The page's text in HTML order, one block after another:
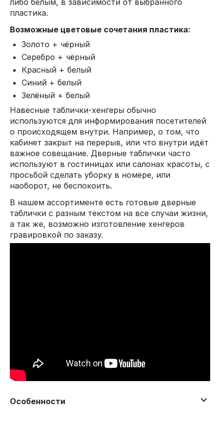
либо белым, в зависимости от выбранного
пластика.
Возможные цветовые сочетания пластика:
Золото + чёрный
Серебро + чёрный
Красный + белый
Синий + белый
Зелёный + белый
Навесные таблички-хенгеры обычно
используются для информирования посетителей
о происходящем внутри. Например, о том, что
кабинет закрыт на перерыв, или что внутри идёт
важное совещание. Дверные таблички часто
используют в гостиницах или салонах красоты, с
просьбой сделать уборку в номере, или
наоборот, не беспокоить.
В нашем ассортименте есть готовые дверные
таблички с разным текстом на все случаи жизни,
а так же, возможно изготовление хенгеров
гравировкой по заказу.
Особенности